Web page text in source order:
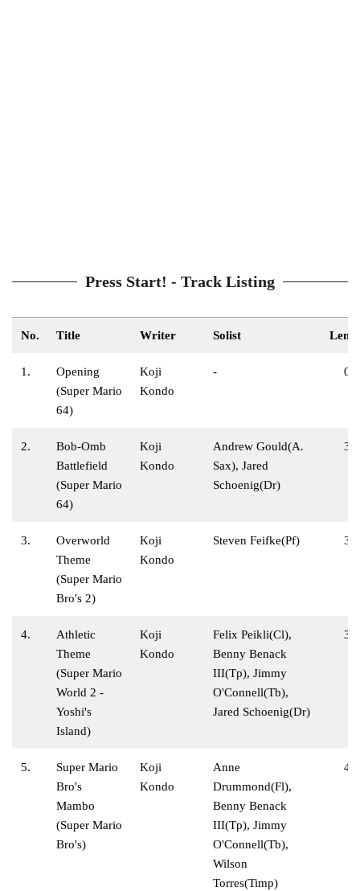
Press Start! - Track Listing
No. Title Writer Solist
1.
Opening
(Super Mario
64)
Koji
Kondo
-
2.
Bob-Omb
Battlefield
(Super Mario
64)
Koji
Kondo
Andrew Gould(A.
Sax), Jared
Schoenig(Dr)
3.
Overworld
Theme
(Super Mario
Bro's 2)
Koji
Kondo
Steven Feifke(Pf)
4.
Athletic
Theme
(Super Mario
World 2 -
Yoshi's
Island)
Koji
Kondo
Felix Peikli(Cl),
Benny Benack
III(Tp), Jimmy
O'Connell(Tb),
Jared Schoenig(Dr)
5.
Super Mario
Bro's
Mambo
(Super Mario
Bro's)
Koji
Kondo
Anne
Drummond(Fl),
Benny Benack
III(Tp), Jimmy
O'Connell(Tb),
Wilson
Torres(Timp)